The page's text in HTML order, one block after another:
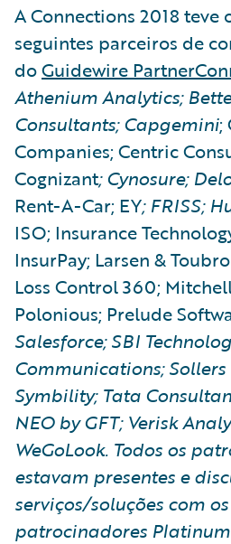
A Connections 2018
seguintes parceiros de
doGuidewire
Athenium Analytics;
Consultants; Capgemini;
Companies; Centric
Cognizant; Cynosure;
Rent-A-Car; EY; FRISS;
ISO; Insurance
InsurPay; Larsen &
Loss Control 360;
Polonious; Prelude
Salesforce; SBI
Communications;
Symbility; Tata
NEO by GFT; Verisk
WeGoLook. Todos os
estavam presentes e
serviços/soluções com
patrocinadores